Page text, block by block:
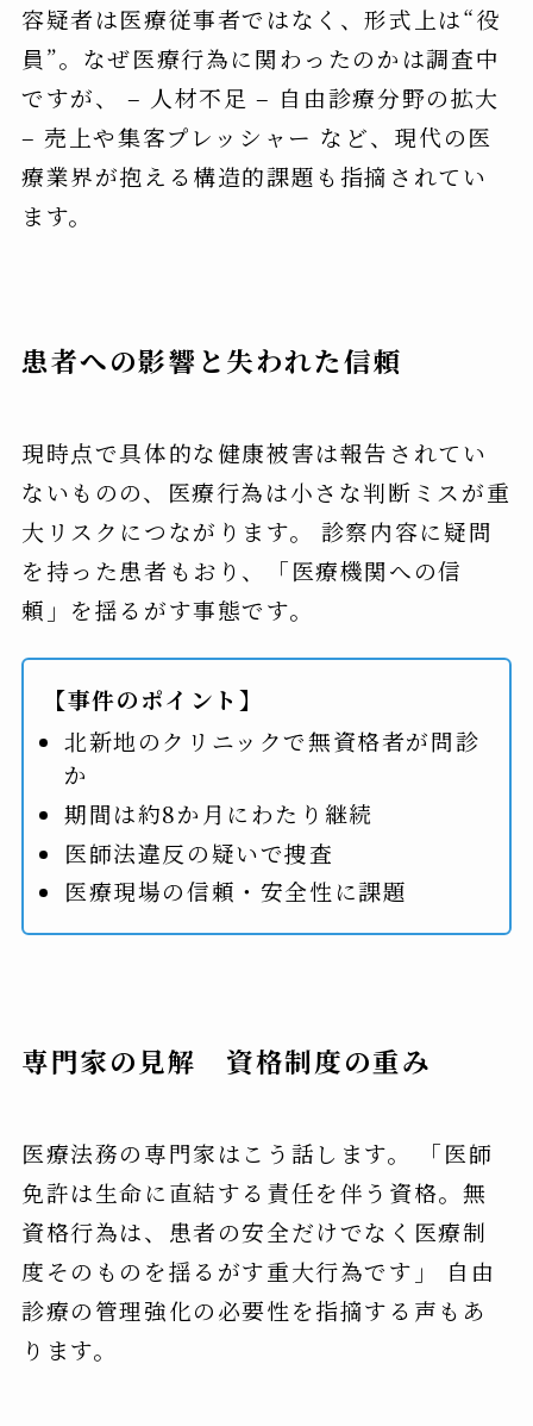
容疑者は医療従事者ではなく、形式上は“役
員”。なぜ医療行為に関わったのかは調査中
ですが、 – 人材不足 – 自由診療分野の拡大
– 売上や集客プレッシャー など、現代の医
療業界が抱える構造的課題も指摘されてい
ます。
患者への影響と失われた信頼
現時点で具体的な健康被害は報告されてい
ないものの、医療行為は小さな判断ミスが重
大リスクにつながります。 診察内容に疑問
を持った患者もおり、「医療機関への信
頼」を揺るがす事態です。
【事件のポイント】
北新地のクリニックで無資格者が問診
か
期間は約8か月にわたり継続
医師法違反の疑いで捜査
医療現場の信頼・安全性に課題
専門家の見解 資格制度の重み
医療法務の専門家はこう話します。 「医師
免許は生命に直結する責任を伴う資格。無
資格行為は、患者の安全だけでなく医療制
度そのものを揺るがす重大行為です」 自由
診療の管理強化の必要性を指摘する声もあ
ります。